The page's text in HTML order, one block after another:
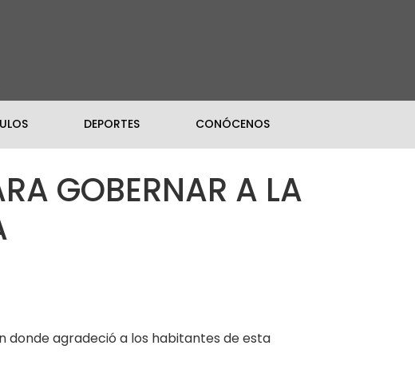
DEPORTES CONÓCENOS
GOBERNAR A LA
donde agradeció a los habitantes de esta